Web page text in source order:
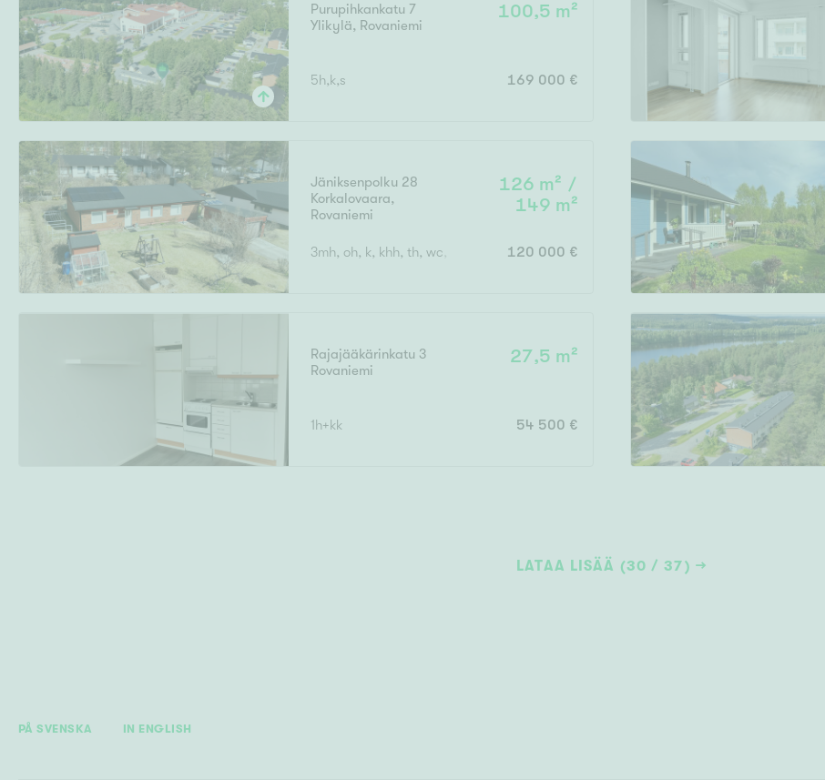
Purupihkankatu 7
Ylikylä, Rovaniemi
100,5 m²
5h,k,s 169 000 €
Jäniksenpolku 28
Korkalovaara,
Rovaniemi
126 m² /
149 m²
3mh, oh, k, khh, th, wc, kph, sauna120 000 €
Rajajääkärinkatu 3
Rovaniemi
27,5 m²
1h+kk 54 500 €
LATAA LISÄÄ (30 / 37)
PÅ SVENSKA IN ENGLISH